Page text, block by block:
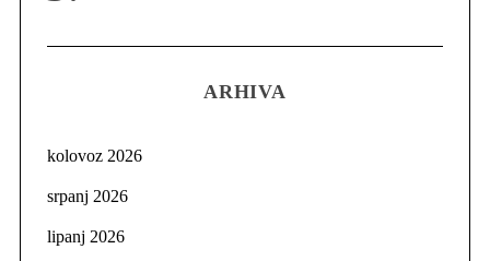
ARHIVA
kolovoz 2026
srpanj 2026
lipanj 2026